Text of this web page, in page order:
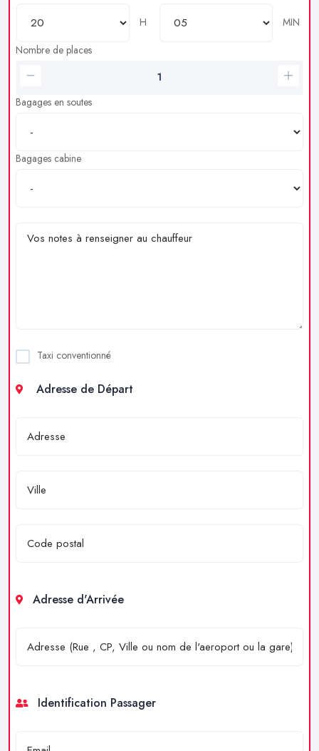
H
MIN
Nombre de places
Bagages en soutes
Bagages cabine
Taxi conventionné
Adresse de Départ
Adresse d'Arrivée
Identification Passager